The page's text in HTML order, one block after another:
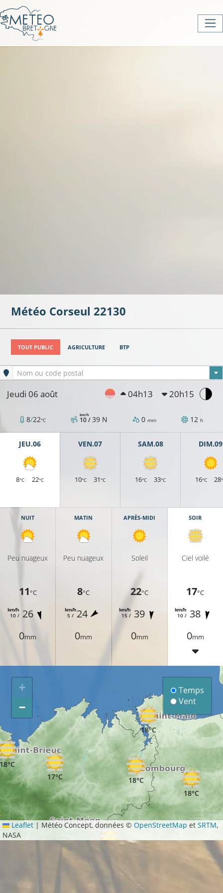
Météo Corseul 22130
TOUT PUBLIC AGRICULTURE BTP
Ville sélectionnée
Nom ou code postal
Jeudi 06 août 04h13 20h15
8/22°C 10 /
km/h 39 N 0 mm 12 h
JEU.06
8°C 22°C
VEN.07
10°C 31°C
SAM.08
16°C 33°C
DIM.09
16°C 28
NUIT
Peu nuageux
11°C
10 /
km/h 26
0mm
MATIN
Peu nuageux
8°C
5 /
km/h24
0mm
APRÈS-MIDI
Soleil
22°C
15 /
km/h 39
0mm
SOIR
Ciel voilé
17°C
10 /
km/h 38
0mm
18°C
17°C
18°C
18°C
+
−
Temps
Vent
Leaflet | Météo Concept, données ©OpenStreetMap etSRTM,
NASA